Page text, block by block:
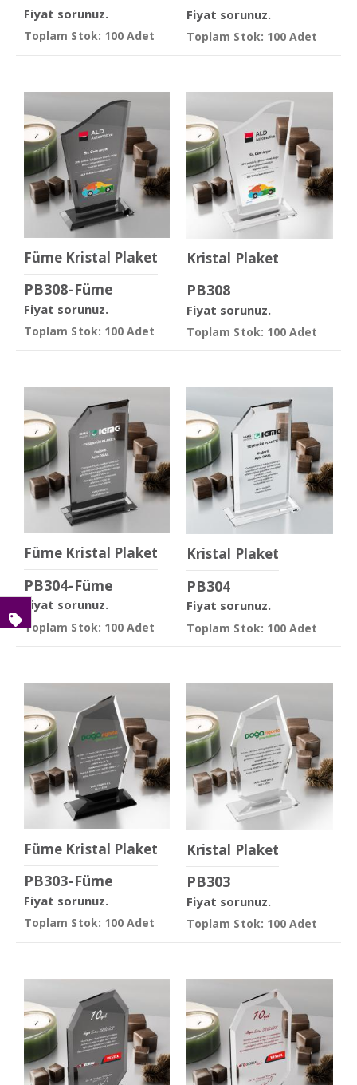
Fiyat sorunuz.
Toplam Stok: 100 Adet
Fiyat sorunuz.
Toplam Stok: 100 Adet
Füme Kristal Plaket
PB308-Füme
Fiyat sorunuz.
Toplam Stok: 100 Adet
Kristal Plaket
PB308
Fiyat sorunuz.
Toplam Stok: 100 Adet
Füme Kristal Plaket
PB304-Füme
Fiyat sorunuz.
Toplam Stok: 100 Adet
Kristal Plaket
PB304
Fiyat sorunuz.
Toplam Stok: 100 Adet
Füme Kristal Plaket
PB303-Füme
Fiyat sorunuz.
Toplam Stok: 100 Adet
Kristal Plaket
PB303
Fiyat sorunuz.
Toplam Stok: 100 Adet